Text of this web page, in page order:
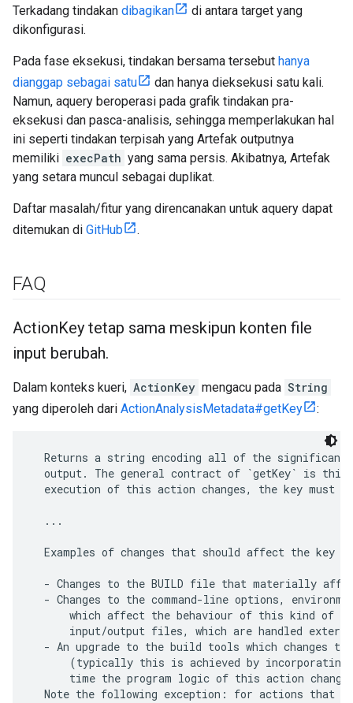
Terkadang tindakan dibagikan
di antara target yang
dikonfigurasi.
Pada fase eksekusi, tindakan bersama tersebut hanya
dianggap sebagai satu
dan hanya dieksekusi satu kali.
Namun, aquery beroperasi pada grafik tindakan pra-
eksekusi dan pasca-analisis, sehingga memperlakukan hal
ini seperti tindakan terpisah yang Artefak outputnya
memiliki execPath yang sama persis. Akibatnya, Artefak
yang setara muncul sebagai duplikat.
Daftar masalah/fitur yang direncanakan untuk aquery dapat
ditemukan di GitHub .
FAQ
ActionKey tetap sama meskipun konten file
input berubah.
Dalam konteks kueri, ActionKey mengacu pada String
yang diperoleh dari ActionAnalysisMetadata#getKey :
Returns a string encoding all of the
output. The general contract of `getKey` is
execution of this action changes, the key must
  ...
Examples of changes that should affect the key
- Changes to the BUILD file that materially
- Changes to the command-line options,
which affect the behaviour of this kind of
input/output files, which are handled
- An upgrade to the build tools which changes
(typically this is achieved by
time the program logic of this action
Note the following exception: for actions that